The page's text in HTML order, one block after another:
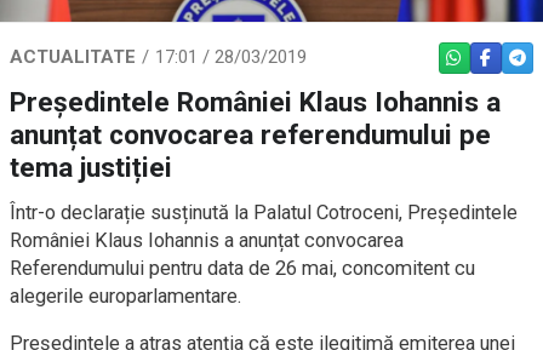
ACTUALITATE 17:01 / 28/03/2019 WHATSAPP
Președintele României Klaus Iohannis a
anunțat convocarea referendumului pe
tema justiției
Într-o declarație susținută la Palatul Cotroceni, Președintele
României Klaus Iohannis a anunțat convocarea
Referendumului pentru data de 26 mai, concomitent cu
alegerile europarlamentare.
Președintele a atras atenția că este ilegitimă emiterea unei